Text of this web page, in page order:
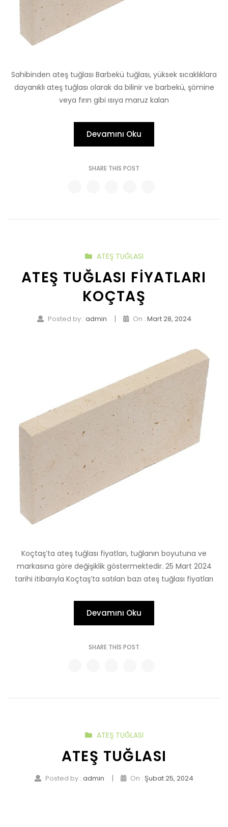
Sahibinden ateş tuğlası Barbekü tuğlası, yüksek sıcaklıklara
dayanıklı ateş tuğlası olarak da bilinir ve barbekü, şömine
veya fırın gibi ısıya maruz kalan
Devamını Oku
SHARE THIS POST
ATEŞ TUĞLASI
ATEŞ TUĞLASI FIYATLARI
KOÇTAŞ
Posted by : admin | On : Mart 28, 2024
Koçtaş’ta ateş tuğlası fiyatları, tuğlanın boyutuna ve
markasına göre değişiklik göstermektedir. 25 Mart 2024
tarihi itibarıyla Koçtaş’ta satılan bazı ateş tuğlası fiyatları
Devamını Oku
SHARE THIS POST
ATEŞ TUĞLASI
ATEŞ TUĞLASI
Posted by : admin | On : Şubat 25, 2024